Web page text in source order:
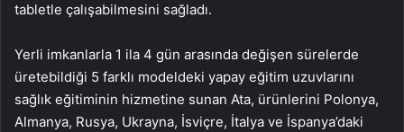
tabletle çalışabilmesini sağladı.
Yerli imkanlarla 1 ila 4 gün arasında değişen sürelerde
üretebildiği 5 farklı modeldeki yapay eğitim uzuvlarını
sağlık eğitiminin hizmetine sunan Ata, ürünlerini Polonya,
Almanya, Rusya, Ukrayna, İsviçre, İtalya ve İspanya’daki